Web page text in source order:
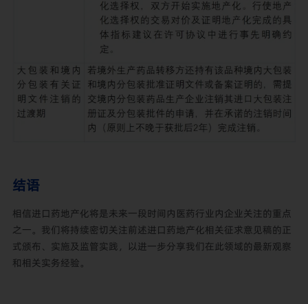
结语
相信进口药地产化将是未来一段时间内医药行业内企业关注的重点
之一。我们将持续密切关注前述进口药地产化相关征求意见稿的正
式颁布、实施及监管实践，以进一步分享我们在此领域的最新观察
和相关实务经验。